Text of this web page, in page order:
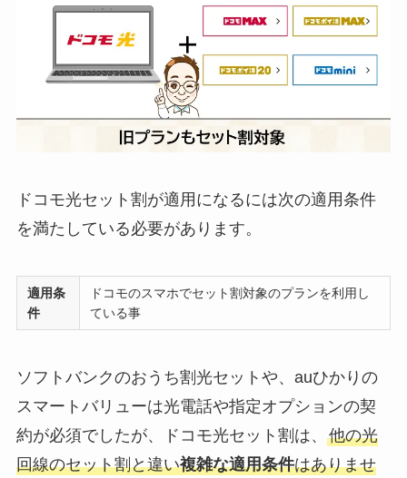
ドコモ光セット割が適用になるには次の適用条件
を満たしている必要があります。
適用条
件
ドコモのスマホでセット割対象のプランを利用し
ている事
ソフトバンクのおうち割光セットや、auひかりの
スマートバリューは光電話や指定オプションの契
約が必須でしたが、ドコモ光セット割は、 他の光
回線のセット割と違い複雑な適用条件はありませ